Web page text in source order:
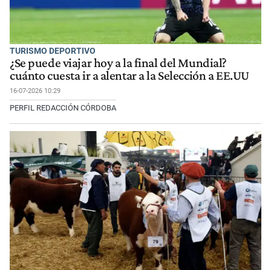
TURISMO DEPORTIVO
¿Se puede viajar hoy a la final del Mundial?
cuánto cuesta ir a alentar a la Selección a EE.UU
16-07-2026 10:29
PERFIL REDACCIÓN CÓRDOBA